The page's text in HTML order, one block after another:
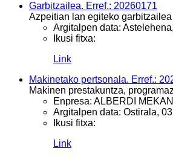
Garbitzailea. Erref.: 20260171
Azpeitian lan egiteko
Argitalpen data:
Ikusi fitxa:
Link
Makinetako pertsonala. Erref.:
Makinen prestakuntza,
Enpresa: ALBERDI
Argitalpen data: Ostirala,
Ikusi fitxa:
Link